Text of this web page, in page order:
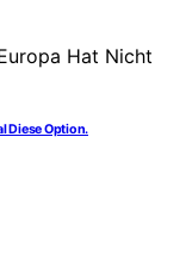
Diese Option.